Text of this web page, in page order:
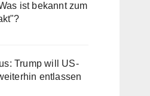
ist bekannt zum
Trump will US-
entlassen